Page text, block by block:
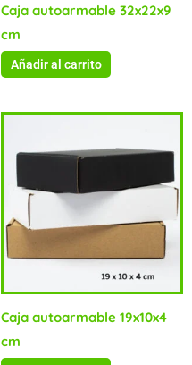
Caja autoarmable 32x22x9
cm
Añadir al carrito
Caja autoarmable 19x10x4
cm